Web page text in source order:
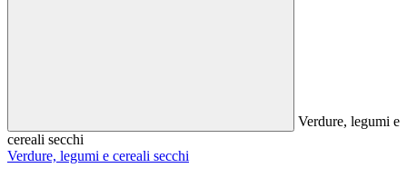
Verdure, legumi e
cereali secchi
Verdure, legumi e cereali secchi